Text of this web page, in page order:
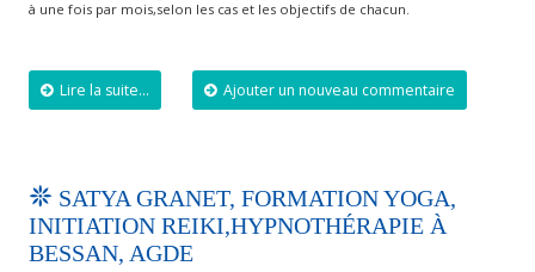
à une fois par mois,selon les cas et les objectifs de chacun.
Lire la suite... Ajouter un nouveau commentaire
SATYA GRANET, FORMATION YOGA,
INITIATION REIKI,HYPNOTHÉRAPIE À
BESSAN, AGDE